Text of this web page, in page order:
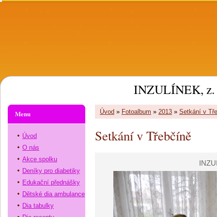
INZULÍNEK, z.
Úvod » Fotoalbum » 2013 » Setkání v
Setkání v Třebčíně
Menu
Úvod
O nás
Akce spolku
Deníky pro diabetiky
Edukační přednášky
Dětské dia ambulance
Dia tabulky